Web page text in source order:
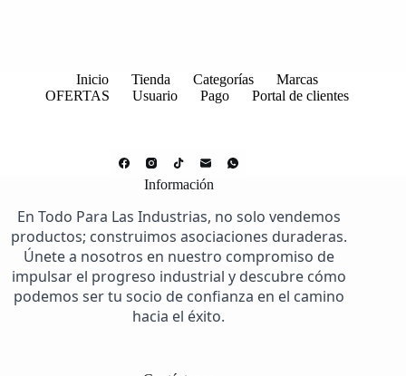
Inicio Tienda Categorías
Marcas
OFERTAS
Usuario Pago Portal de clientes
Información
En Todo Para Las Industrias, no solo vendemos
productos; construimos asociaciones duraderas.
Únete a nosotros en nuestro compromiso de
impulsar el progreso industrial y descubre cómo
podemos ser tu socio de confianza en el camino
hacia el éxito.